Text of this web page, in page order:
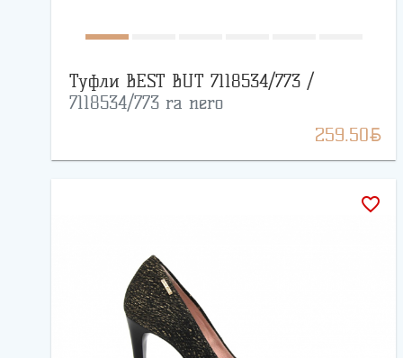
Туфли BEST BUT 7118534/773 /
7118534/773 ra nero
259.50BYN
favorite_border